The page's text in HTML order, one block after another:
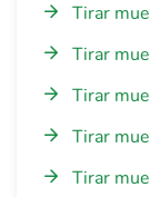
Tirar
Tirar
Tirar
Tirar
Tirar